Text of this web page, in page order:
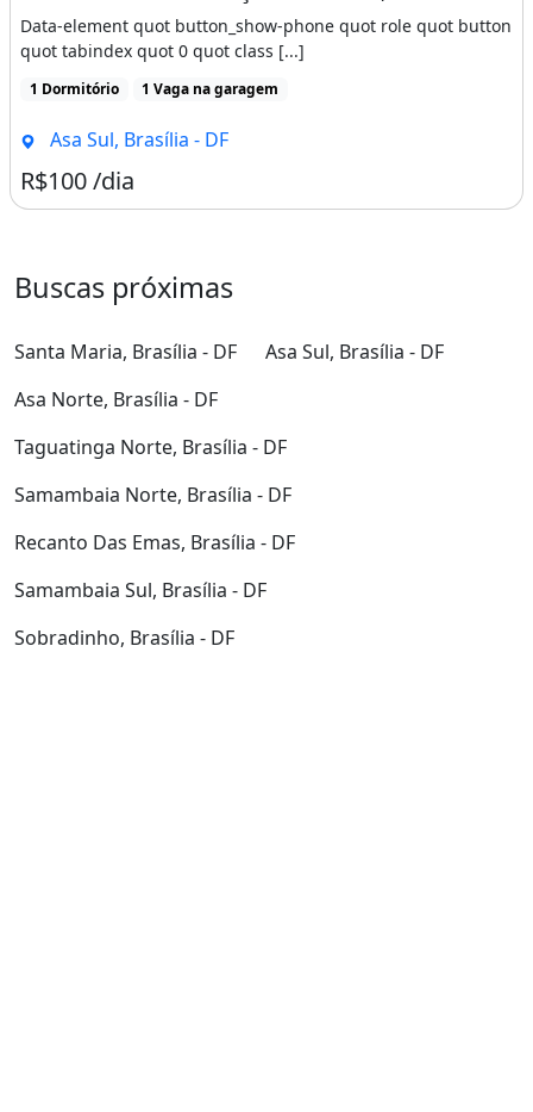
Data-element quot button_show-phone quot role quot button
quot tabindex quot 0 quot class [...]
1 Dormitório 1 Vaga na garagem
Asa Sul, Brasília - DF
R$100 /dia
Buscas próximas
Santa Maria, Brasília - DF
Asa Sul, Brasília - DF
Asa Norte, Brasília - DF
Taguatinga Norte, Brasília - DF
Samambaia Norte, Brasília - DF
Recanto Das Emas, Brasília - DF
Samambaia Sul, Brasília - DF
Sobradinho, Brasília - DF